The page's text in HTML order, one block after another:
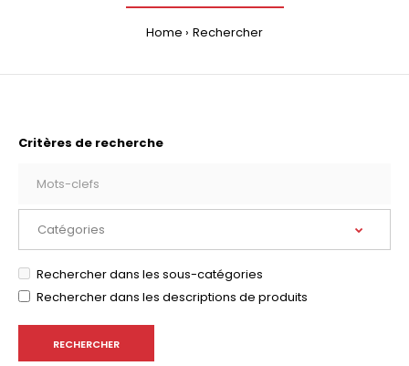
Home Rechercher
Critères de recherche
Rechercher dans les sous-catégories
Rechercher dans les descriptions de produits